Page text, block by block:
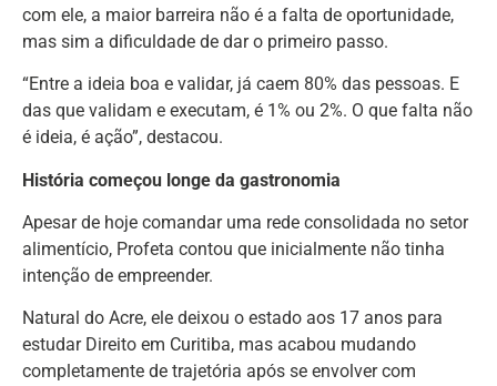
com ele, a maior barreira não é a falta de oportunidade,
mas sim a dificuldade de dar o primeiro passo.
“Entre a ideia boa e validar, já caem 80% das pessoas. E
das que validam e executam, é 1% ou 2%. O que falta não
é ideia, é ação”, destacou.
História começou longe da gastronomia
Apesar de hoje comandar uma rede consolidada no setor
alimentício, Profeta contou que inicialmente não tinha
intenção de empreender.
Natural do Acre, ele deixou o estado aos 17 anos para
estudar Direito em Curitiba, mas acabou mudando
completamente de trajetória após se envolver com